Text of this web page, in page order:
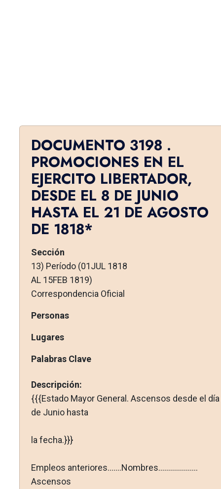
DOCUMENTO 3198 .
PROMOCIONES EN EL
EJERCITO LIBERTADOR,
DESDE EL 8 DE JUNIO
HASTA EL 21 DE AGOSTO
DE 1818*
Sección
13) Período (01JUL 1818
AL 15FEB 1819)
Correspondencia Oficial
Personas
Lugares
Palabras Clave
Descripción:
{{{Estado Mayor General. Ascensos desde el día
de Junio hasta
la fecha.}}}
Empleos anteriores.......Nombres....................
Ascensos